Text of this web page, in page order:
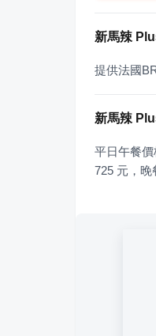
新馬辣
提供法國
新馬辣
平日午餐
725 元，晚